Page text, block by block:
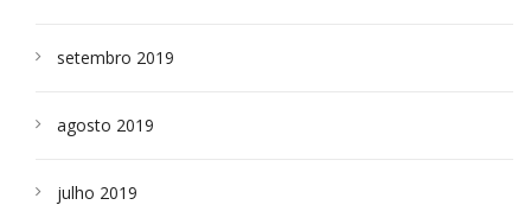
setembro 2019
agosto 2019
julho 2019